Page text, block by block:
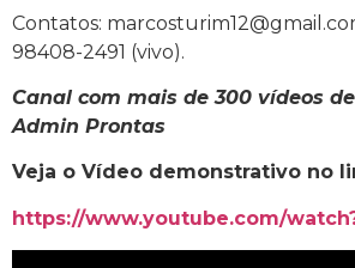
Contatos:
98408-2491 (vivo).
Canal com mais de 300 vídeos
Admin Prontas
Veja o Vídeo demonstrativo no
https://www.youtube.com/